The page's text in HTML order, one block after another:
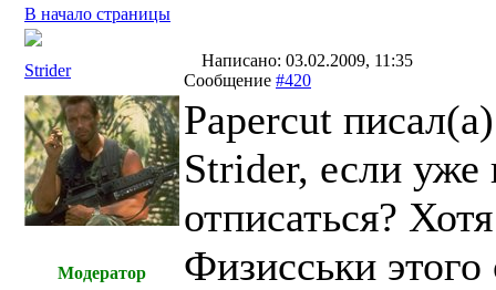
В начало страницы
Strider
Написано: 03.02.2009, 11:35
Сообщение #420
Модератор
Papercut
Strider, если уже
отписаться?
Физисськи этого